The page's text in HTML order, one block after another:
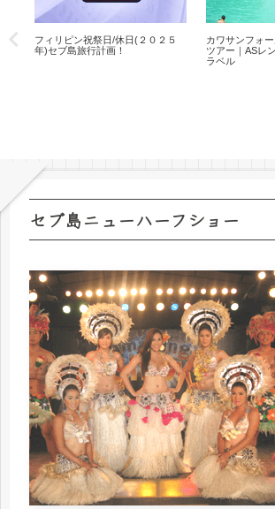
フィリピン祝祭日/休日(２０２５
年)セブ島旅行計画！
カワサンフォ
ツアー｜ASレ
ラベル
セブ島ニューハーフショー